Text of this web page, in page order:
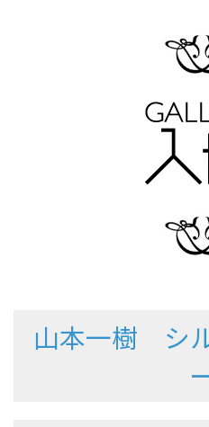
山本一樹 シ